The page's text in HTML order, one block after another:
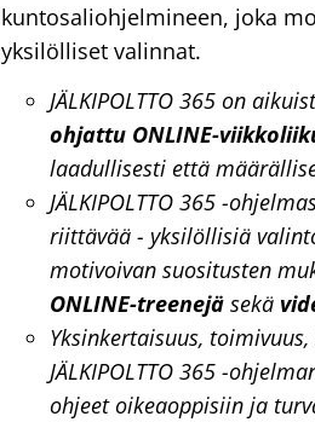
kuntosaliohjelmineen, joka
yksilölliset valinnat.
JÄLKIPOLTTO 365 on
ohjattu ONLINE-
laadullisesti että
JÄLKIPOLTTO 365 -
riittävää - yksilöllisiä
motivoivan suositusten
ONLINE-treenejä sekä
Yksinkertaisuus,
JÄLKIPOLTTO 365 -
ohjeet oikeaoppisiin ja